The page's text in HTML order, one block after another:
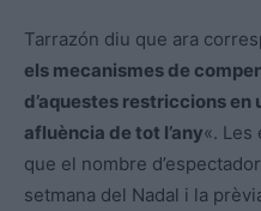
Tarrazón diu que ara
els mecanismes de
d’aquestes restriccions en
afluència de tot l’any«. Les
que el nombre
setmana del Nadal i la